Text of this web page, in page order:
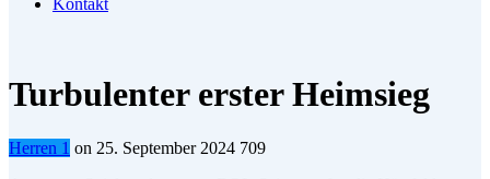
Kontakt
Turbulenter erster Heimsieg
Herren 1 on 25. September 2024 709